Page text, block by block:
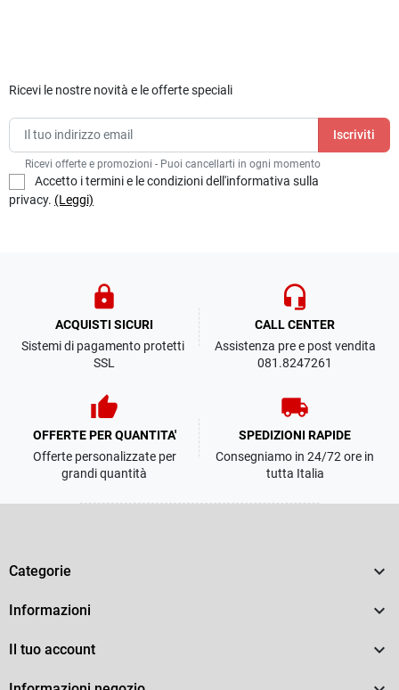
Ricevi le nostre novità e le offerte speciali
Ricevi offerte e promozioni - Puoi cancellarti in ogni momento
Accetto i termini e le condizioni dell'informativa sulla
privacy. (Leggi)
lock
ACQUISTI SICURI
Sistemi di pagamento protetti
SSL
headset_mic
CALL CENTER
Assistenza pre e post vendita
081.8247261
thumb_up
OFFERTE PER QUANTITA'
Offerte personalizzate per
grandi quantità
local_shipping
SPEDIZIONI RAPIDE
Consegniamo in 24/72 ore in
tutta Italia
Categorie 
Informazioni 
Il tuo account 